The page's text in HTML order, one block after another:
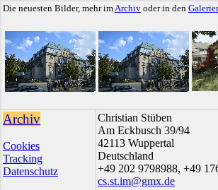
Die neuesten Bilder, mehr imArchiv oder in den
Archiv
Cookies
Tracking
Datenschutz
Christian Stüben
Am Eckbusch 39/94
42113 Wuppertal
Deutschland
+49 202 9798988, +49
cs.st.im@gmx.de